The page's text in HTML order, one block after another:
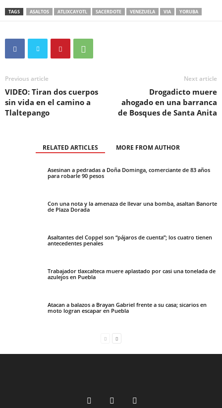
TAGS ASALTOS ATLIXCAYOTL SACERDOTE VENEZUELA VIA YORUBA
Previous article
VIDEO: Tiran dos cuerpos
sin vida en el camino a
Tlaltepango
Next article
Drogadicto muere
ahogado en una barranca
de Bosques de Santa Anita
RELATED ARTICLES MORE FROM AUTHOR
Asesinan a pedradas a Doña Dominga, comerciante de 83 años
para robarle 90 pesos
Con una nota y la amenaza de llevar una bomba, asaltan Banorte
de Plaza Dorada
Asaltantes del Coppel son “pájaros de cuenta”; los cuatro tienen
antecedentes penales
Trabajador tlaxcalteca muere aplastado por casi una tonelada de
azulejos en Puebla
Atacan a balazos a Brayan Gabriel frente a su casa; sicarios en
moto logran escapar en Puebla